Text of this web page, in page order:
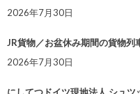
2026年7月30日
JR貨物／お盆休み期間の貨物列
2026年7月30日